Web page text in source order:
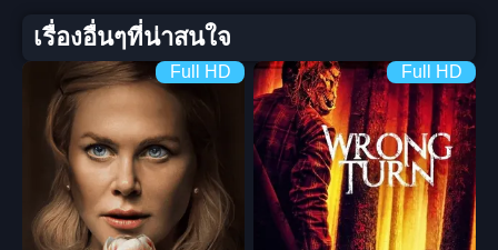
เรื่องอื่นๆที่น่าสนใจ
Full HD Full HD